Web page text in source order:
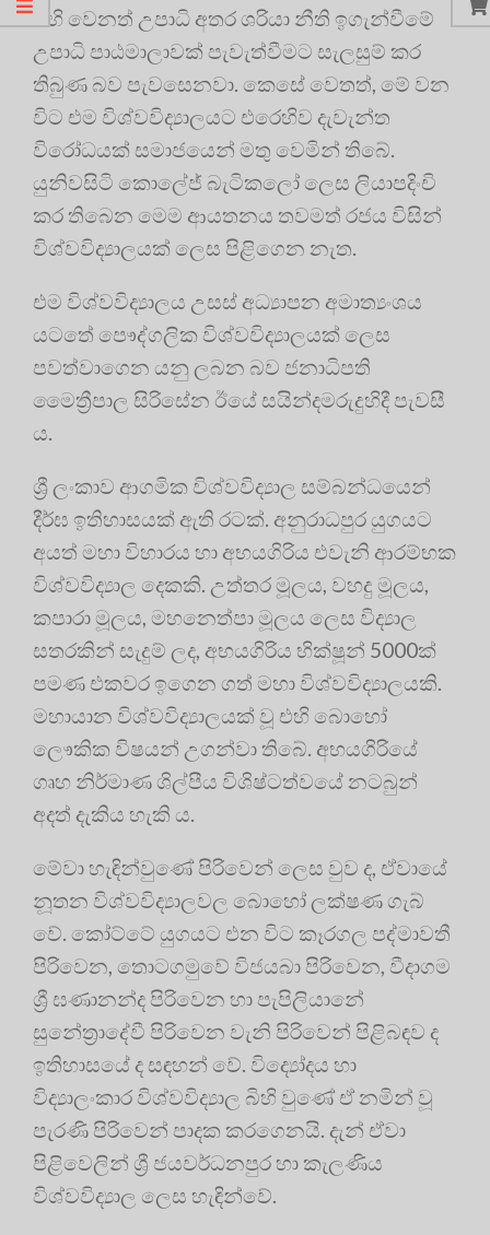
එහි වෙනත් උපාධි අතර ශරියා නීති ඉගැන්වීමේ
උපාධි පාඨමාලාවක් පැවැත්වීමට සැලසුම් කර
තිබුණ බව පැවසෙනවා. කෙසේ වෙතත්, මේ වන
විට එම විශ්වවිද්‍යාලයට එරෙහිව දැවැන්ත
විරෝධයක් සමාජයෙන් මතු වෙමින් තිබේ.
යුනිවසිටි කොලේජ් බැටිකලෝ ලෙස ලියාපදිංචි
කර තිබෙන මෙම ආයතනය තවමත් රජය විසින්
විශ්වවිද්‍යාලයක් ලෙස පිළිගෙන නැත.
එම විශ්වවිද්‍යාලය උසස් අධ්‍යාපන අමාත්‍යංශය
යටතේ පෞද්ගලික විශ්වවිද්‍යාලයක් ලෙස
පවත්වාගෙන යනු ලබන බව ජනාධිපති
මෛත්‍රීපාල සිරිසේන ඊයේ සයින්දමරුදුහිදී පැවසී
ය.
ශ්‍රී ලංකාව ආගමික විශ්වවිද්‍යාල සම්බන්ධයෙන්
දීර්ඝ ඉතිහාසයක් ඇති රටක්. අනුරාධපුර යුගයට
අයත් මහා විහාරය හා අභයගිරිය එවැනි ආරම්භක
විශ්වවිද්‍යාල දෙකකි. උත්තර මූලය, වහදු මූලය,
කපාරා මූලය, මහනෙත්පා මූලය ලෙස විද්‍යාල
සතරකින් සැදුම් ලද, අභයගිරිය භික්ෂූන් 5000ක්
පමණ එකවර ඉගෙන ගත් මහා විශ්වවිද්‍යාලයකි.
මහායාන විශ්වවිද්‍යාලයක් වූ එහි බොහෝ
ලෞකික විෂයන් උගන්වා තිබේ. අභයගිරියේ
ගෘහ නිර්මාණ ශිල්පීය විශිෂ්ටත්වයේ නටබුන්
අදත් දැකිය හැකි ය.
මේවා හැඳින්වුණේ පිරිවෙන් ලෙස වුව ද, ඒවායේ
නූතන විශ්වවිද්‍යාලවල බොහෝ ලක්ෂණ ගැබ්
වේ. කෝට්ටේ යුගයට එන විට කෑරගල පද්මාවතී
පිරිවෙන, තොටගමුවේ විජයබා පිරිවෙන, වීදාගම
ශ්‍රී ඝණානන්ද පිරිවෙන හා පැපිලියානේ
සුනේත්‍රාදේවී පිරිවෙන වැනි පිරිවෙන් පිළිබඳව ද
ඉතිහාසයේ ද සඳහන් වේ. විද්‍යෝදය හා
විද්‍යාලංකාර විශ්වවිද්‍යාල බිහි වුණේ ඒ නමින් වූ
පැරණි පිරිවෙන් පාදක කරගෙනයි. දැන් ඒවා
පිළිවෙලින් ශ්‍රී ජයවර්ධනපුර හා කැලණිය
විශ්වවිද්‍යාල ලෙස හැඳින්වේ.